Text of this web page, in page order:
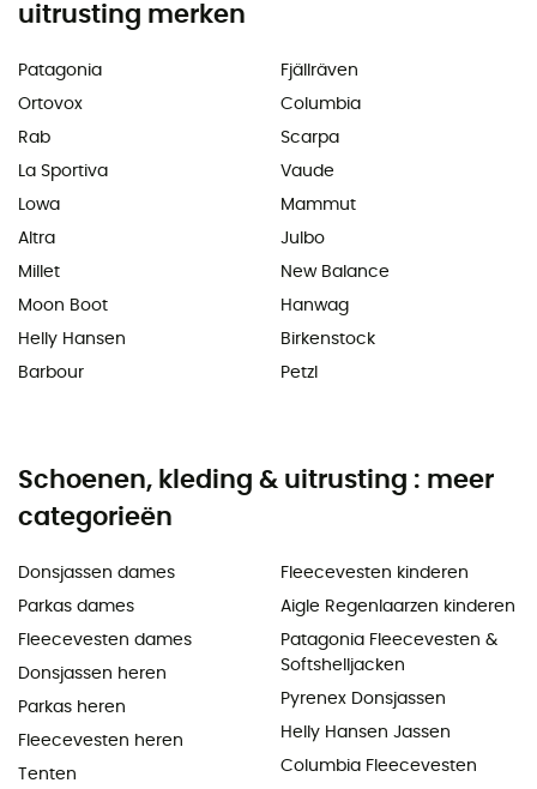
uitrusting merken
Patagonia
Ortovox
Rab
La Sportiva
Lowa
Altra
Millet
Moon Boot
Helly Hansen
Barbour
Fjällräven
Columbia
Scarpa
Vaude
Mammut
Julbo
New Balance
Hanwag
Birkenstock
Petzl
Schoenen, kleding & uitrusting : meer
categorieën
Donsjassen dames
Parkas dames
Fleecevesten dames
Donsjassen heren
Parkas heren
Fleecevesten heren
Tenten
Fleecevesten kinderen
Aigle Regenlaarzen kinderen
Patagonia Fleecevesten &
Softshelljacken
Pyrenex Donsjassen
Helly Hansen Jassen
Columbia Fleecevesten